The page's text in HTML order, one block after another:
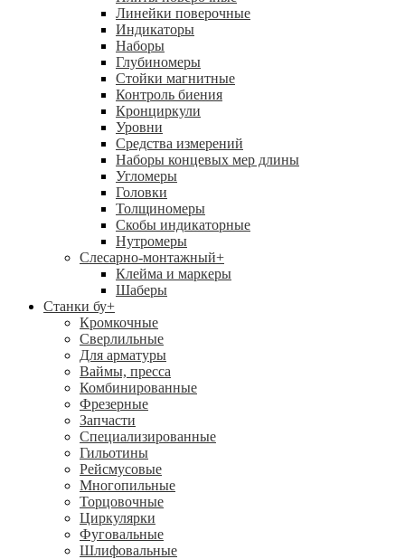
Линейки поверочные
Индикаторы
Наборы
Глубиномеры
Стойки магнитные
Контроль биения
Кронциркули
Уровни
Средства измерений
Наборы концевых мер длины
Угломеры
Головки
Толщиномеры
Скобы индикаторные
Нутромеры
Слесарно-монтажный+
Клейма и маркеры
Шаберы
Станки бу+
Кромкочные
Сверлильные
Для арматуры
Ваймы, пресса
Комбинированные
Фрезерные
Запчасти
Специализированные
Гильотины
Рейсмусовые
Многопильные
Торцовочные
Циркулярки
Фуговальные
Шлифовальные